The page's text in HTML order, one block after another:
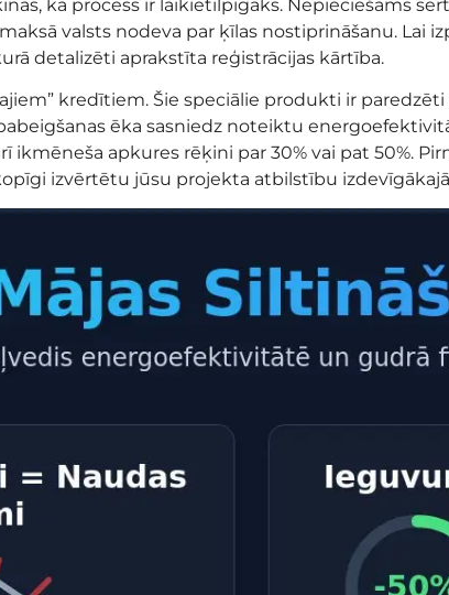
ka process ir laikietilpīgāks. Nepieciešams
valsts nodeva par ķīlas nostiprināšanu. Lai
detalizēti aprakstīta reģistrācijas kārtība.
kredītiem. Šie speciālie produkti ir
ēka sasniedz noteiktu
ikmēneša apkures rēķini par 30% vai pat 50%.
izvērtētu jūsu projekta atbilstību